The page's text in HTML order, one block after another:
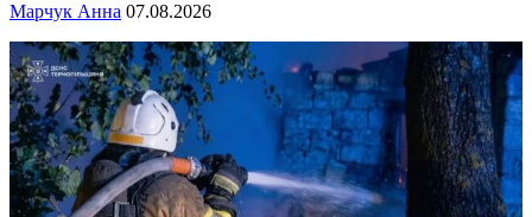
Марчук Анна 07.08.2026